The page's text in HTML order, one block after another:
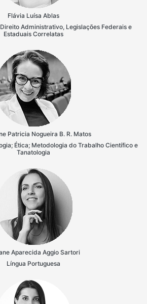
Flávia Luísa Ablas
Administrativo, Legislações Federais e
Estaduais Correlatas
Patricia Nogueira B. R. Matos
Ética; Metodologia do Trabalho Científico e
Tanatologia
Aparecida Aggio Sartori
Língua Portuguesa